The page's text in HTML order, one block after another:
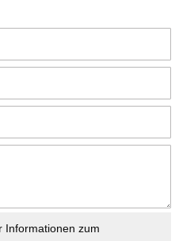
Informationen zum